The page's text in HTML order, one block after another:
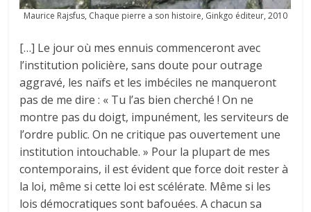
Maurice Rajsfus, Chaque pierre a son histoire, Ginkgo éditeur, 2010
[…] Le jour où mes ennuis commenceront avec
l’institution policière, sans doute pour outrage
aggravé, les naïfs et les imbéciles ne manqueront
pas de me dire : « Tu l’as bien cherché ! On ne
montre pas du doigt, impunément, les serviteurs de
l’ordre public. On ne critique pas ouvertement une
institution intouchable. » Pour la plupart de mes
contemporains, il est évident que force doit rester à
la loi, même si cette loi est scélérate. Même si les
lois démocratiques sont bafouées. A chacun sa